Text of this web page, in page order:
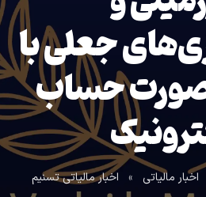
جعلی با
صورت حساب
اخبار مالیاتی » اخبار مالیاتی تسنیم